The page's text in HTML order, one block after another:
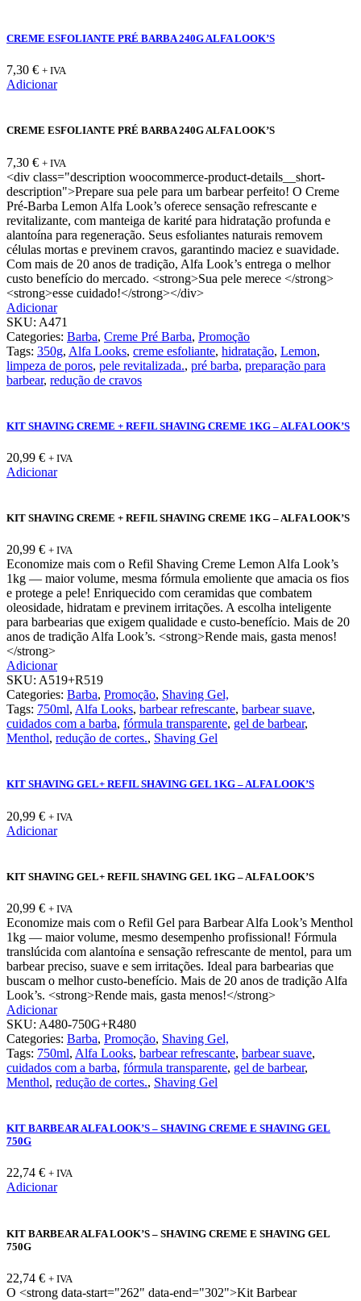
CREME ESFOLIANTE PRÉ BARBA 240G ALFA LOOK’S
7,30 € + IVA
Adicionar
CREME ESFOLIANTE PRÉ BARBA 240G ALFA LOOK’S
7,30 € + IVA
<div class="description woocommerce-product-details__short-
description">Prepare sua pele para um barbear perfeito! O Creme
Pré-Barba Lemon Alfa Look’s oferece sensação refrescante e
revitalizante, com manteiga de karité para hidratação profunda e
alantoína para regeneração. Seus esfoliantes naturais removem
células mortas e previnem cravos, garantindo maciez e suavidade.
Com mais de 20 anos de tradição, Alfa Look’s entrega o melhor
custo benefício do mercado. <strong>Sua pele merece </strong>
<strong>esse cuidado!</strong></div>
Adicionar
SKU: A471
Categories: Barba, Creme Pré Barba, Promoção
Tags: 350g, Alfa Looks, creme esfoliante, hidratação, Lemon,
limpeza de poros, pele revitalizada., pré barba, preparação para
barbear, redução de cravos
KIT SHAVING CREME + REFIL SHAVING CREME 1KG – ALFA LOOK’S
20,99 € + IVA
Adicionar
KIT SHAVING CREME + REFIL SHAVING CREME 1KG – ALFA LOOK’S
20,99 € + IVA
Economize mais com o Refil Shaving Creme Lemon Alfa Look’s
1kg — maior volume, mesma fórmula emoliente que amacia os fios
e protege a pele! Enriquecido com ceramidas que combatem
oleosidade, hidratam e previnem irritações. A escolha inteligente
para barbearias que exigem qualidade e custo-benefício. Mais de 20
anos de tradição Alfa Look’s. <strong>Rende mais, gasta menos!
</strong>
Adicionar
SKU: A519+R519
Categories: Barba, Promoção, Shaving Gel,
Tags: 750ml, Alfa Looks, barbear refrescante, barbear suave,
cuidados com a barba, fórmula transparente, gel de barbear,
Menthol, redução de cortes., Shaving Gel
KIT SHAVING GEL+ REFIL SHAVING GEL 1KG – ALFA LOOK’S
20,99 € + IVA
Adicionar
KIT SHAVING GEL+ REFIL SHAVING GEL 1KG – ALFA LOOK’S
20,99 € + IVA
Economize mais com o Refil Gel para Barbear Alfa Look’s Menthol
1kg — maior volume, mesmo desempenho profissional! Fórmula
translúcida com alantoína e sensação refrescante de mentol, para um
barbear preciso, suave e sem irritações. Ideal para barbearias que
buscam o melhor custo-benefício. Mais de 20 anos de tradição Alfa
Look’s. <strong>Rende mais, gasta menos!</strong>
Adicionar
SKU: A480-750G+R480
Categories: Barba, Promoção, Shaving Gel,
Tags: 750ml, Alfa Looks, barbear refrescante, barbear suave,
cuidados com a barba, fórmula transparente, gel de barbear,
Menthol, redução de cortes., Shaving Gel
KIT BARBEAR ALFA LOOK’S – SHAVING CREME E SHAVING GEL
750G
22,74 € + IVA
Adicionar
KIT BARBEAR ALFA LOOK’S – SHAVING CREME E SHAVING GEL
750G
22,74 € + IVA
O <strong data-start="262" data-end="302">Kit Barbear